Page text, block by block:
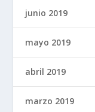
junio 2019
mayo 2019
abril 2019
marzo 2019